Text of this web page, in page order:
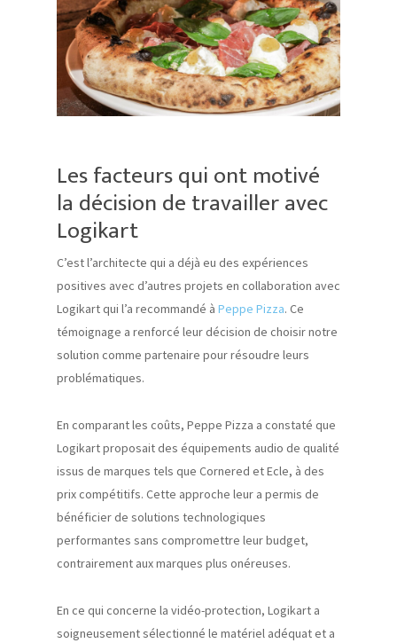
Les facteurs qui ont motivé
la décision de travailler avec
Logikart
C’est l’architecte qui a déjà eu des expériences
positives avec d’autres projets en collaboration avec
Logikart qui l’a recommandé à Peppe Pizza. Ce
témoignage a renforcé leur décision de choisir notre
solution comme partenaire pour résoudre leurs
problématiques.
En comparant les coûts, Peppe Pizza a constaté que
Logikart proposait des équipements audio de qualité
issus de marques tels que Cornered et Ecle, à des
prix compétitifs. Cette approche leur a permis de
bénéficier de solutions technologiques
performantes sans compromettre leur budget,
contrairement aux marques plus onéreuses.
En ce qui concerne la vidéo-protection, Logikart a
soigneusement sélectionné le matériel adéquat et a